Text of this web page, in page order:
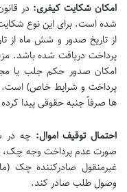
امکان شکایت کیفری: در
شده است. برای این نوع
از تاریخ صدور و شش ماه از
پرداخت دریافت شده باشد.
امکان صدور حکم جلب یا
پرداخت و شرایط خاص) است.
ها صرفاً جنبه حقوقی پیدا
احتمال توقیف اموال: چه در
صورت عدم پرداخت وجه چک،
غیرمنقول صادرکننده چک
وصول طلب صادر کند.